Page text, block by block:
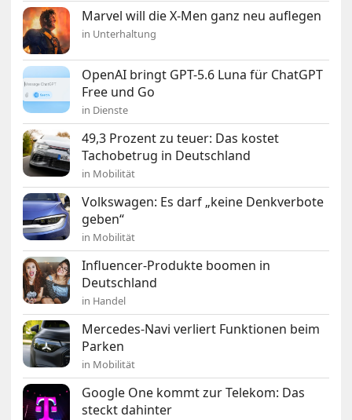
Marvel will die X-Men ganz neu auflegen
in Unterhaltung
OpenAI bringt GPT-5.6 Luna für ChatGPT
Free und Go
in Dienste
49,3 Prozent zu teuer: Das kostet
Tachobetrug in Deutschland
in Mobilität
Volkswagen: Es darf „keine Denkverbote
geben“
in Mobilität
Influencer-Produkte boomen in
Deutschland
in Handel
Mercedes-Navi verliert Funktionen beim
Parken
in Mobilität
Google One kommt zur Telekom: Das
steckt dahinter